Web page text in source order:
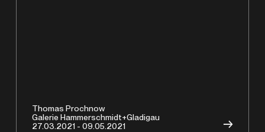
Thomas Prochnow
Galerie Hammerschmidt+Gladigau
27.03.2021 - 09.05.2021
→